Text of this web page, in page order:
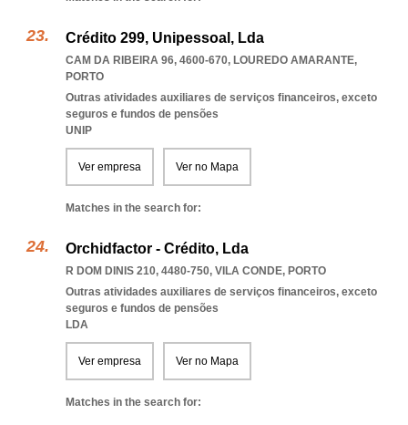
Crédito 299, Unipessoal, Lda
CAM DA RIBEIRA 96, 4600-670, LOUREDO AMARANTE,
PORTO
Outras atividades auxiliares de serviços financeiros, exceto
seguros e fundos de pensões
UNIP
Ver empresa Ver no Mapa
Matches in the search for:
Orchidfactor - Crédito, Lda
R DOM DINIS 210, 4480-750, VILA CONDE, PORTO
Outras atividades auxiliares de serviços financeiros, exceto
seguros e fundos de pensões
LDA
Ver empresa Ver no Mapa
Matches in the search for: